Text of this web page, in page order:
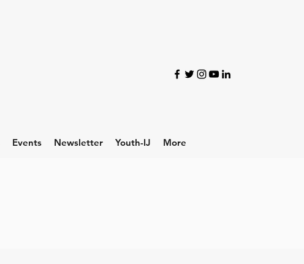
Events Newsletter Youth-IJ More